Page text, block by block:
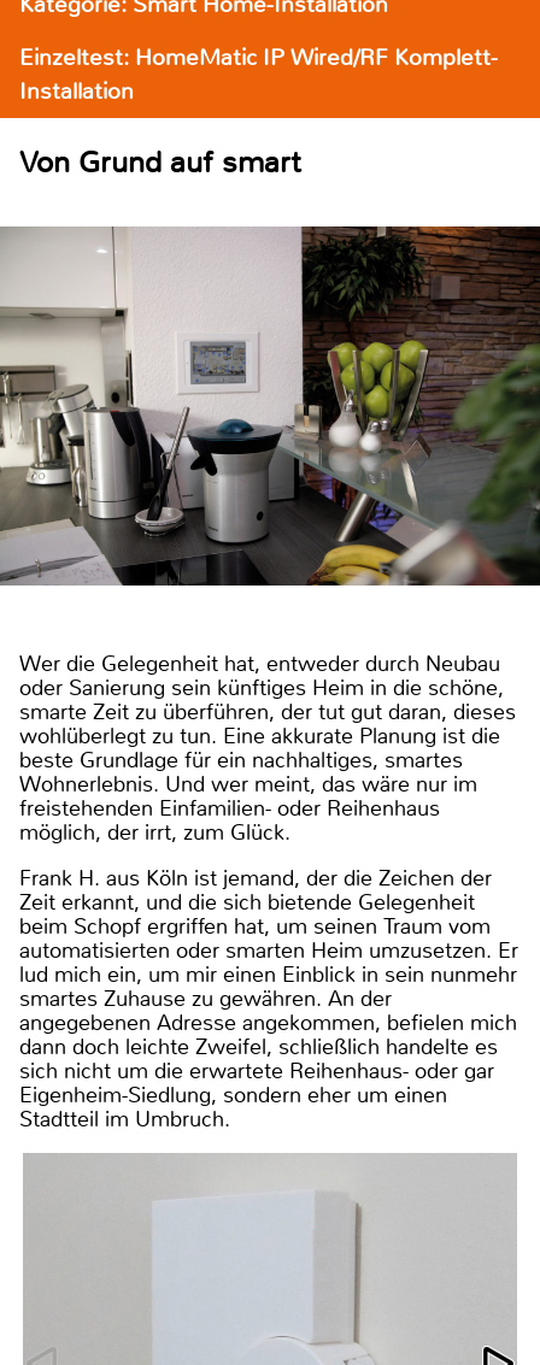
Einzeltest: HomeMatic IP Wired/RF Komplett-
Installation
Von Grund auf smart
Wer die Gelegenheit hat, entweder durch Neubau
oder Sanierung sein künftiges Heim in die schöne,
smarte Zeit zu überführen, der tut gut daran, dieses
wohlüberlegt zu tun. Eine akkurate Planung ist die
beste Grundlage für ein nachhaltiges, smartes
Wohnerlebnis. Und wer meint, das wäre nur im
freistehenden Einfamilien- oder Reihenhaus
möglich, der irrt, zum Glück.
Frank H. aus Köln ist jemand, der die Zeichen der
Zeit erkannt, und die sich bietende Gelegenheit
beim Schopf ergriffen hat, um seinen Traum vom
automatisierten oder smarten Heim umzusetzen. Er
lud mich ein, um mir einen Einblick in sein nunmehr
smartes Zuhause zu gewähren. An der
angegebenen Adresse angekommen, befielen mich
dann doch leichte Zweifel, schließlich handelte es
sich nicht um die erwartete Reihenhaus- oder gar
Eigenheim-Siedlung, sondern eher um einen
Stadtteil im Umbruch.